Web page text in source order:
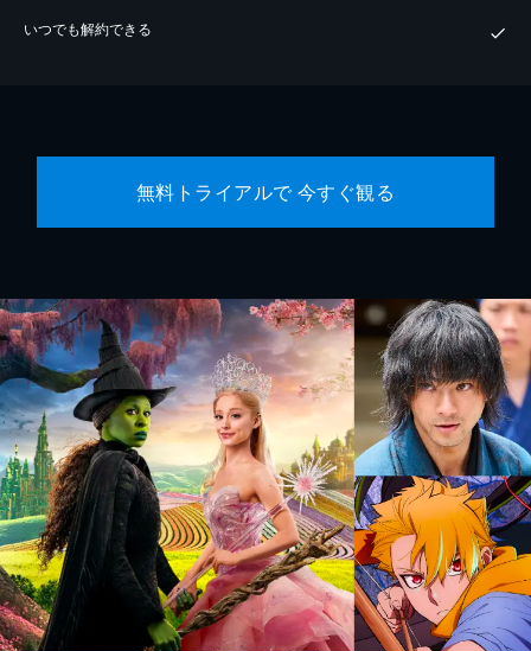
いつでも解約できる
無料トライアルで 今すぐ観る